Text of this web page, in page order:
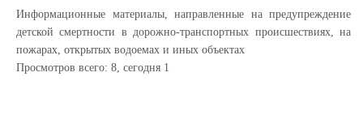
Информационные материалы, направленные на предупреждение
детской смертности в дорожно-транспортных происшествиях, на
пожарах, открытых водоемах и иных объектах
Просмотров всего: 8, сегодня 1